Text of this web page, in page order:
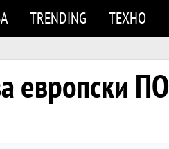
TRENDING ТЕХНО
европски